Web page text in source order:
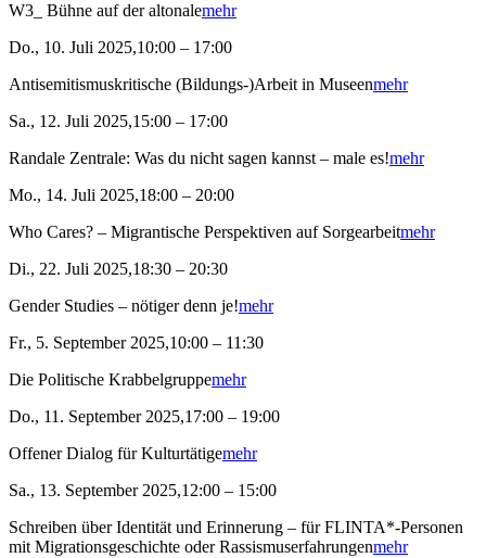
W3_ Bühne auf der altonalemehr
Do., 10. Juli 2025,10:00 – 17:00
Antisemitismuskritische (Bildungs-)Arbeit in Museenmehr
Sa., 12. Juli 2025,15:00 – 17:00
Randale Zentrale: Was du nicht sagen kannst – male es!mehr
Mo., 14. Juli 2025,18:00 – 20:00
Who Cares? – Migrantische Perspektiven auf Sorgearbeitmehr
Di., 22. Juli 2025,18:30 – 20:30
Gender Studies – nötiger denn je!mehr
Fr., 5. September 2025,10:00 – 11:30
Die Politische Krabbelgruppemehr
Do., 11. September 2025,17:00 – 19:00
Offener Dialog für Kulturtätigemehr
Sa., 13. September 2025,12:00 – 15:00
Schreiben über Identität und Erinnerung – für FLINTA*-Personen
mit Migrationsgeschichte oder Rassismuserfahrungenmehr